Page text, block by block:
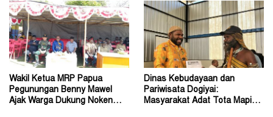
Wakil Ketua MRP Papua
Pegunungan Benny Mawel
Ajak Warga Dukung Noken
Dinas Kebudayaan dan
Pariwisata Dogiyai:
Masyarakat Adat Tota Mapiha